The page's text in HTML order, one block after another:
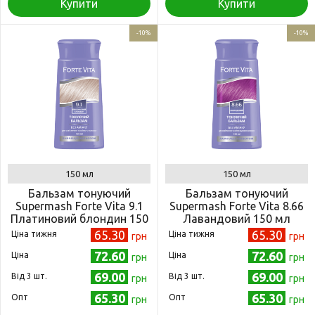
Купити Купити
-10%
150 мл
Бальзам тонуючий
Supermash Forte Vita 9.1
Платиновий блондин 150
мл (4823001605199)
Ціна тижня 65.30 грн
Ціна 72.60 грн
Від 3 шт. 69.00 грн
Опт 65.30 грн
-10%
150 мл
Бальзам тонуючий
Supermash Forte Vita 8.66
Лавандовий 150 мл
(4823001605076)
Ціна тижня 65.30 грн
Ціна 72.60 грн
Від 3 шт. 69.00 грн
Опт 65.30 грн